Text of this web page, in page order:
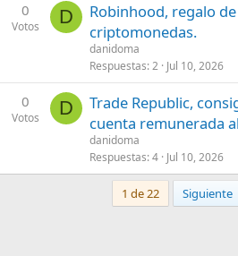
0
Votos D
Robinhood, regalo
criptomonedas.
danidoma
Respuestas 2 Jul 10, 2026
0
Votos D
Trade Republic,
cuenta remunerada
danidoma
Respuestas 4 Jul 10, 2026
1 de 22 Siguiente